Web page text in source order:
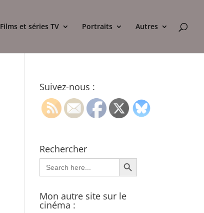
Films et séries TV Portraits Autres
Suivez-nous :
Rechercher
Search
for:
Search Button
Mon autre site sur le
cinéma :